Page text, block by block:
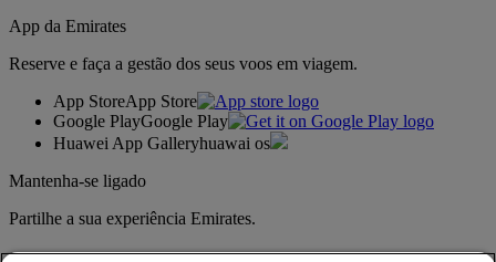
App da Emirates
Reserve e faça a gestão dos seus voos em viagem.
App StoreApp Store
Google PlayGoogle Play
Huawei App Galleryhuawai os
Mantenha-se ligado
Partilhe a sua experiência Emirates.